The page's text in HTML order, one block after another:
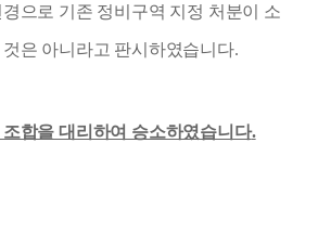
으로 기존 정비구역 지정 처분이 소
은 아니라고 판시하였습니다.
합을 대리하여 승소하였습니다.